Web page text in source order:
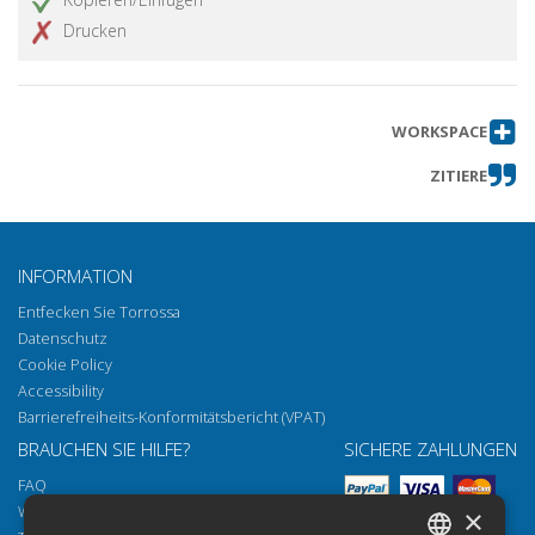
Drucken
WORKSPACE
ZITIERE
INFORMATION
Entfecken Sie Torrossa
Datenschutz
Cookie Policy
Accessibility
Barrierefreiheits-Konformitätsbericht (VPAT)
BRAUCHEN SIE HILFE?
FAQ
Wie öffnen Sie unsere Dokumente
SICHERE ZAHLUNGEN
×